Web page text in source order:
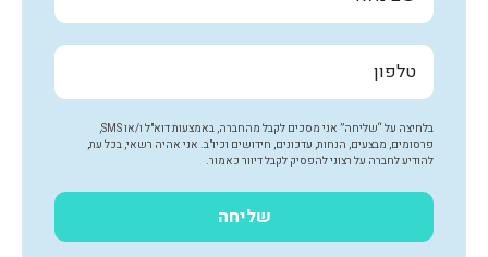
בלחיצה על “שליחה” אני מסכים לקבל מהחברה, באמצעות דוא"ל ו/או SMS,
פרסומים, מבצעים, הנחות, עדכונים, חידושים וכיו"ב. אני אהיה רשאי, בכל עת,
להודיע לחברה על רצוני להפסיק לקבל דיוור כאמור.
שליחה